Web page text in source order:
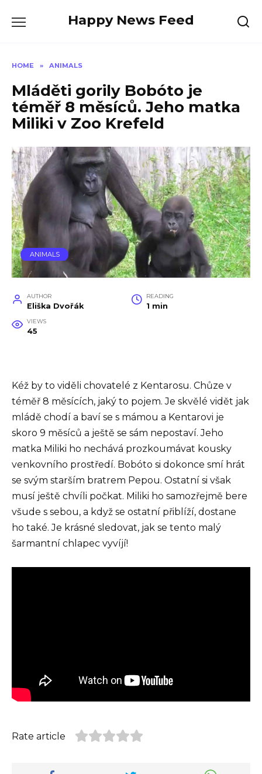
Happy News Feed
HOME » ANIMALS
Mláděti gorily Bobóto je
téměř 8 měsíců. Jeho matka
Miliki v Zoo Krefeld
ANIMALS
AUTHOR
Eliška Dvořák
READING
1 min
VIEWS
45
Kéž by to viděli chovatelé z Kentarosu. Chůze v
téměř 8 měsících, jaký to pojem. Je skvělé vidět jak
mládě chodí a baví se s mámou a Kentarovi je
skoro 9 měsíců a ještě se sám nepostaví. Jeho
matka Miliki ho nechává prozkoumávat kousky
venkovního prostředí. Bobóto si dokonce smí hrát
se svým starším bratrem Pepou. Ostatní si však
musí ještě chvíli počkat. Miliki ho samozřejmě bere
všude s sebou, a když se ostatní přiblíží, dostane
ho také. Je krásné sledovat, jak se tento malý
šarmantní chlapec vyvíjí!
Rate article